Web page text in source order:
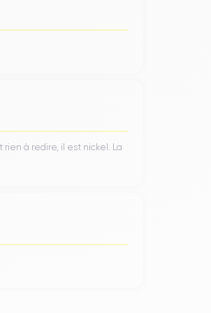
lumière, grâce à sa
pour capturer des sujets
à redire, il est nickel. La